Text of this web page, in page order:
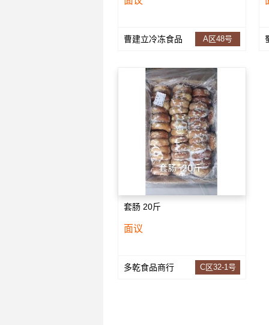
曹建立冷冻食品 A区48号
套肠 20斤
面议
多乾食品商行 C区32-1号